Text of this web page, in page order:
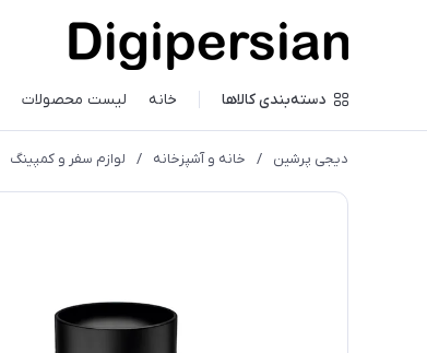
دسته‌بندی کالاها خانه لیست محصولات
دیجی پرشین / خانه و آشپزخانه / لوازم سفر و کمپینگ